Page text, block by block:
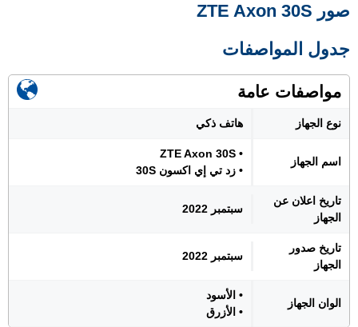
صور ZTE Axon 30S
جدول المواصفات
مواصفات عامة
نوع الجهاز هاتف ذكي
اسم الجهاز
• ZTE Axon 30S
• زد تي إي اكسون 30S
تاريخ اعلان عن
الجهاز
سبتمبر 2022
تاريخ صدور
الجهاز
سبتمبر 2022
الوان الجهاز
• الأسود
• الأزرق